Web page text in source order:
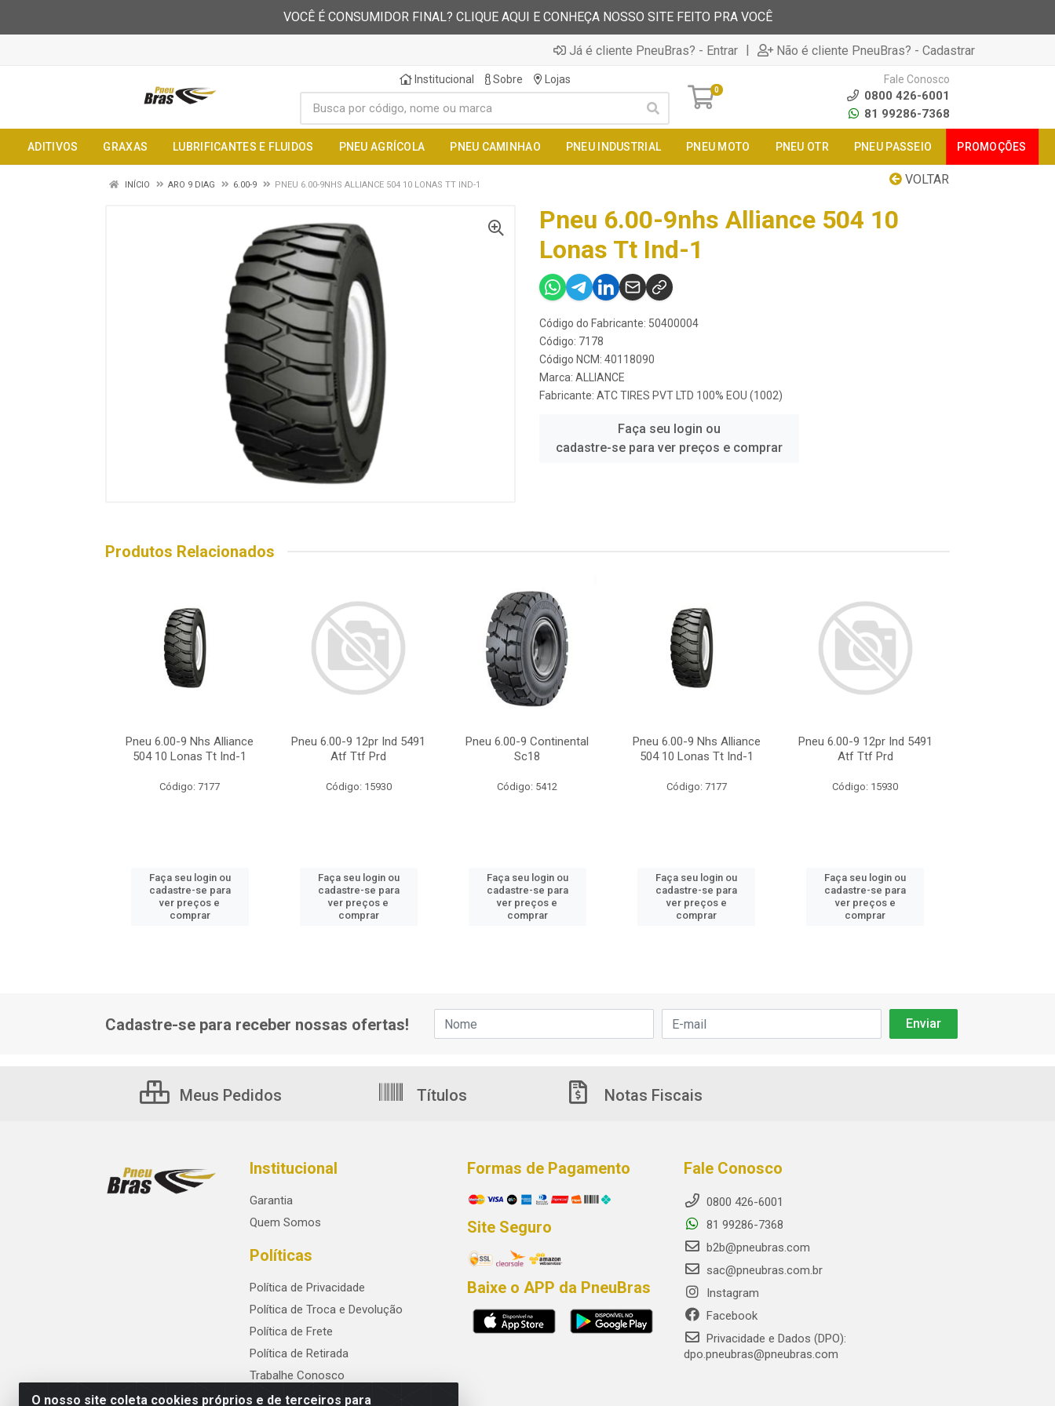
VOCÊ É CONSUMIDOR FINAL? CLIQUE AQUI E CONHEÇA NOSSO SITE FEITO PRA VOCÊ
Já é cliente PneuBras? - Entrar | Não é cliente PneuBras? - Cadastrar
Institucional Sobre Lojas
0
Fale Conosco
0800 426-6001
81 99286-7368
ADITIVOS GRAXAS LUBRIFICANTES E FLUIDOS PNEU AGRÍCOLA PNEU CAMINHAO PNEU INDUSTRIAL PNEU MOTO PNEU OTR PNEU PASSEIO PROMOÇÕES
VOLTAR
INÍCIO ARO 9 DIAG 6.00-9 PNEU 6.00-9NHS ALLIANCE 504 10 LONAS TT IND-1
Pneu 6.00-9nhs Alliance 504 10
Lonas Tt Ind-1
Código do Fabricante: 50400004
Código: 7178
Código NCM: 40118090
Marca: ALLIANCE
Fabricante: ATC TIRES PVT LTD 100% EOU (1002)
Faça seu login ou
cadastre-se para ver preços e comprar
Produtos Relacionados
Pneu 6.00-9 Nhs Alliance
504 10 Lonas Tt Ind-1
Código: 7177
Faça seu login ou
cadastre-se para
ver preços e
comprar
Pneu 6.00-9 12pr Ind 5491
Atf Ttf Prd
Código: 15930
Faça seu login ou
cadastre-se para
ver preços e
comprar
Pneu 6.00-9 Continental
Sc18
Código: 5412
Faça seu login ou
cadastre-se para
ver preços e
comprar
Pneu 6.00-9 Nhs Alliance
504 10 Lonas Tt Ind-1
Código: 7177
Faça seu login ou
cadastre-se para
ver preços e
comprar
Pneu 6.00-9 12pr Ind 5491
Atf Ttf Prd
Código: 15930
Faça seu login ou
cadastre-se para
ver preços e
comprar
O nosso site coleta cookies próprios e de terceiros para
Cadastre-se para receber nossas ofertas!
Meus Pedidos Títulos Notas Fiscais
Institucional
Garantia
Quem Somos
Políticas
Política de Privacidade
Política de Troca e Devolução
Política de Frete
Política de Retirada
Trabalhe Conosco
Formas de Pagamento
Site Seguro
Baixe o APP da PneuBras
Fale Conosco
0800 426-6001
81 99286-7368
b2b@pneubras.com
sac@pneubras.com.br
Instagram
Facebook
Privacidade e Dados (DPO):
dpo.pneubras@pneubras.com